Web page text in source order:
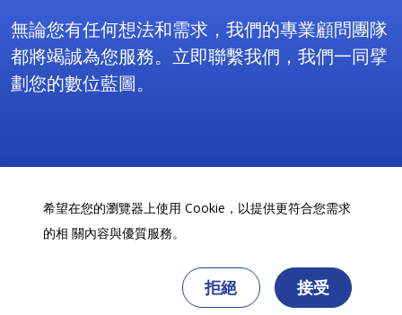
無論您有任何想法和需求，我們的專業顧問團隊
都將竭誠為您服務。立即聯繫我們，我們一同擘
劃您的數位藍圖。
Copyright 2025 天逸財金科技服務(股)公司©版權所有
希望在您的瀏覽器上使用 Cookie，以提供更符合您需求
的相 關內容與優質服務。
拒絕 接受